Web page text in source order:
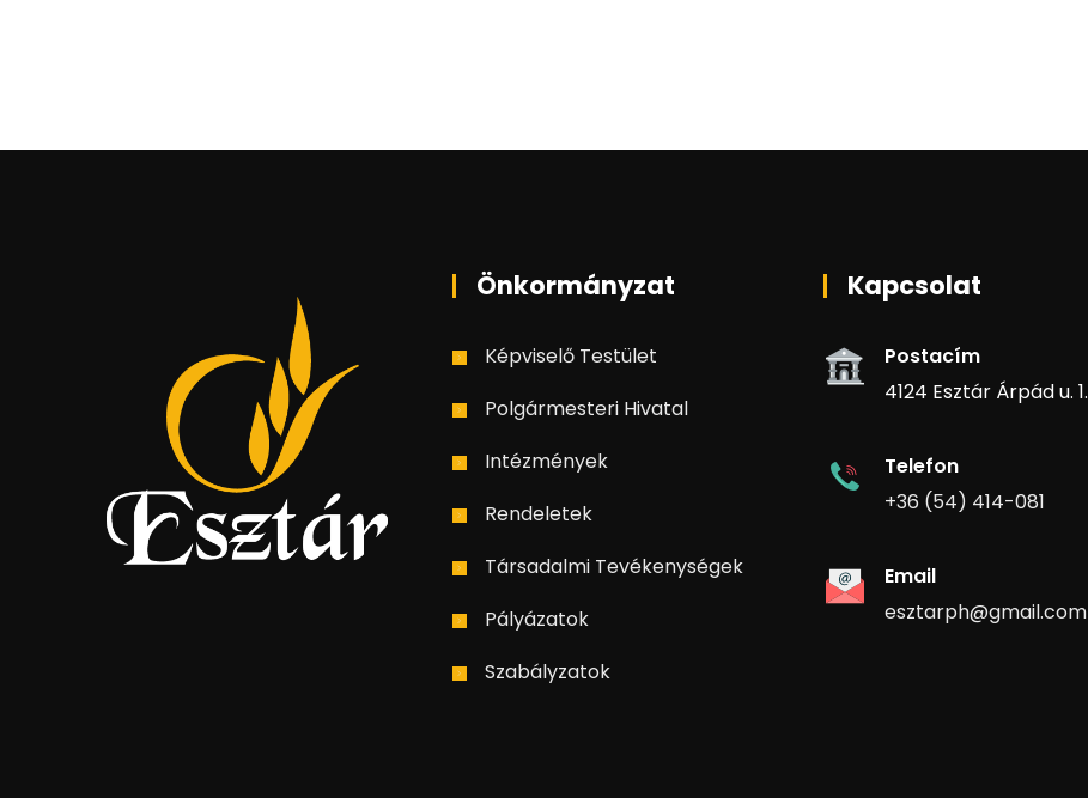
Önkormányzat
Képviselő Testület
Polgármesteri Hivatal
Intézmények
Rendeletek
Társadalmi Tevékenységek
Pályázatok
Szabályzatok
Kapcsolat
Postacím
4124 Esztár Árpád u. 1.
Telefon
+36 (54) 414-081
Email
esztarph@gmail.com